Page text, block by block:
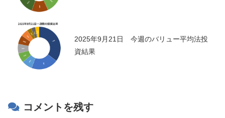
2025年9月21日 今週のバリュー平均法投
資結果
コメントを残す